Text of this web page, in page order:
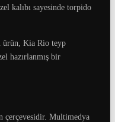
kalıbı sayesinde torpido
ürün, Kia Rio teyp
hazırlanmış bir
çerçevesidir. Multimedya